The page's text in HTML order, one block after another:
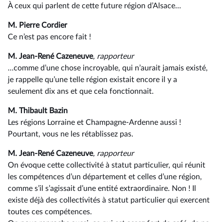
À ceux qui parlent de cette future région d’Alsace…
M. Pierre Cordier
Ce n’est pas encore fait !
M. Jean-René Cazeneuve, rapporteur
…comme d’une chose incroyable, qui n’aurait jamais existé,
je rappelle qu’une telle région existait encore il y a
seulement dix ans et que cela fonctionnait.
M. Thibault Bazin
Les régions Lorraine et Champagne-Ardenne aussi !
Pourtant, vous ne les rétablissez pas.
M. Jean-René Cazeneuve, rapporteur
On évoque cette collectivité à statut particulier, qui réunit
les compétences d’un département et celles d’une région,
comme s’il s’agissait d’une entité extraordinaire. Non ! Il
existe déjà des collectivités à statut particulier qui exercent
toutes ces compétences.